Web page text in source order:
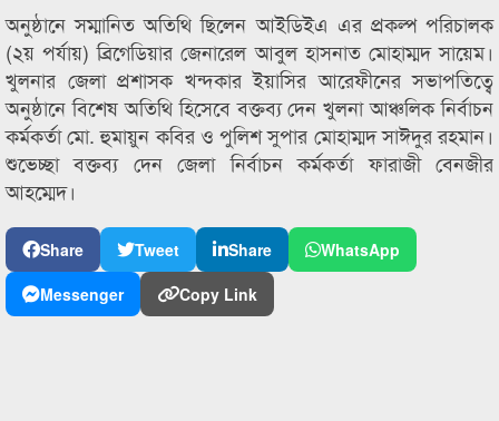
অনুষ্ঠানে সম্মানিত অতিথি ছিলেন আইডিইএ এর প্রকল্প পরিচালক
(২য় পর্যায়) ব্রিগেডিয়ার জেনারেল আবুল হাসনাত মোহাম্মদ সায়েম।
খুলনার জেলা প্রশাসক খন্দকার ইয়াসির আরেফীনের সভাপতিত্বে
অনুষ্ঠানে বিশেষ অতিথি হিসেবে বক্তব্য দেন খুলনা আঞ্চলিক নির্বাচন
কর্মকর্তা মো. হুমায়ুন কবির ও পুলিশ সুপার মোহাম্মদ সাঈদুর রহমান।
শুভেচ্ছা বক্তব্য দেন জেলা নির্বাচন কর্মকর্তা ফারাজী বেনজীর
আহম্মেদ।
Share Tweet Share
WhatsApp
Messenger
Copy Link